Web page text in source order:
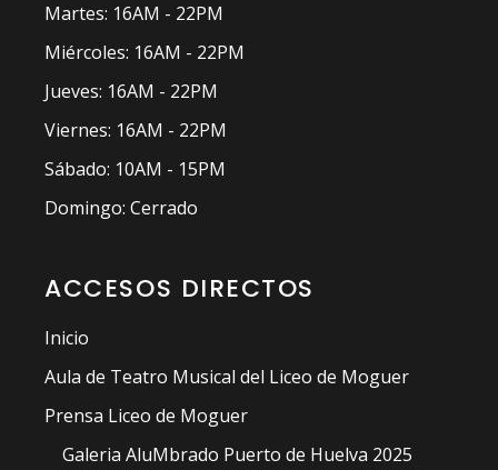
Martes: 16AM - 22PM
Miércoles: 16AM - 22PM
Jueves: 16AM - 22PM
Viernes: 16AM - 22PM
Sábado: 10AM - 15PM
Domingo: Cerrado
ACCESOS DIRECTOS
Inicio
Aula de Teatro Musical del Liceo de Moguer
Prensa Liceo de Moguer
Galeria AluMbrado Puerto de Huelva 2025